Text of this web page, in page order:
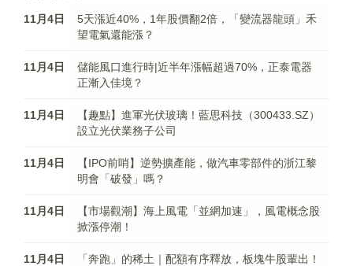
11月4日
5天漲近40%，1年股價翻2倍，「變流器龍頭」禾
望電氣還能漲？
11月4日
儲能風口進行時|近半年漲幅超過70%，正泰電器
正漸入佳境？
11月4日
【趣點】進軍光伏玻璃！藍思科技（300433.SZ）
設立光伏業務子公司
11月4日
【IPO前哨】逆勢擴產能，做汽車零部件的浙江黎
明會「破發」嗎？
11月4日
【市場觀潮】海上風電「並網加速」，風電概念股
掀漲停潮！
11月4日 「奔跑」的稀土｜配額有序釋放，板塊牛股輩出！